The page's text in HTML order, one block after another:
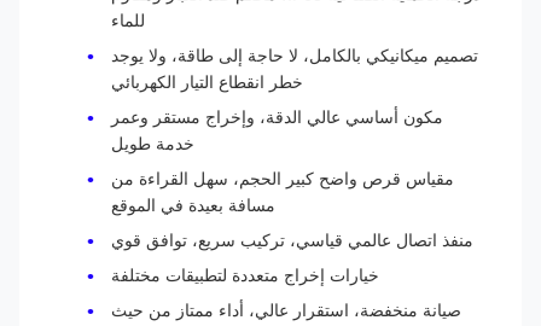
تصميم ميكانيكي بالكامل، لا حاجة إلى طاقة، ولا يوجد
خطر انقطاع التيار الكهربائي
مكون أساسي عالي الدقة، وإخراج مستقر وعمر
خدمة طويل
مقياس قرص واضح كبير الحجم، سهل القراءة من
مسافة بعيدة في الموقع
منفذ اتصال عالمي قياسي، تركيب سريع، توافق قوي
خيارات إخراج متعددة لتطبيقات مختلفة
صيانة منخفضة، استقرار عالي، أداء ممتاز من حيث